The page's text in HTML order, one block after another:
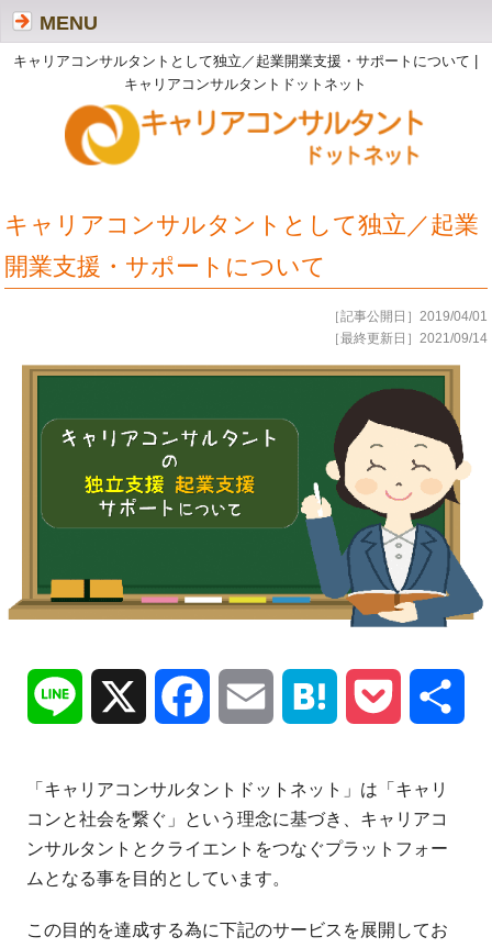
キャリアコンサルタントとして独立／起業開業支援・サポートについて |
キャリアコンサルタントドットネット
MENU
キャリアコンサルタントとして独立／起業
開業支援・サポートについて
［記事公開日］2019/04/01
［最終更新日］2021/09/14
Line Facebook Email Hatena Pocket
「キャリアコンサルタントドットネット」は「キャリ
コンと社会を繋ぐ」という理念に基づき、キャリアコ
ンサルタントとクライエントをつなぐプラットフォー
ムとなる事を目的としています。
この目的を達成する為に下記のサービスを展開してお